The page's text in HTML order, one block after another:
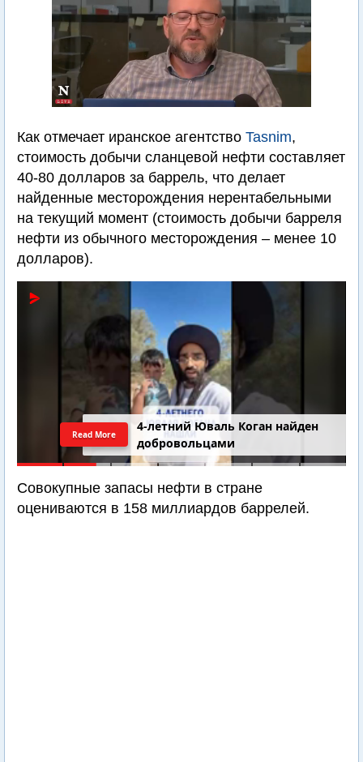
Как отмечает иранское агентство Tasnim,
стоимость добычи сланцевой нефти составляет
40-80 долларов за баррель, что делает
найденные месторождения нерентабельными
на текущий момент (стоимость добычи барреля
нефти из обычного месторождения – менее 10
долларов).
4-летний Юваль Коган найден
добровольцами
Read More
Совокупные запасы нефти в стране
оцениваются в 158 миллиардов баррелей.